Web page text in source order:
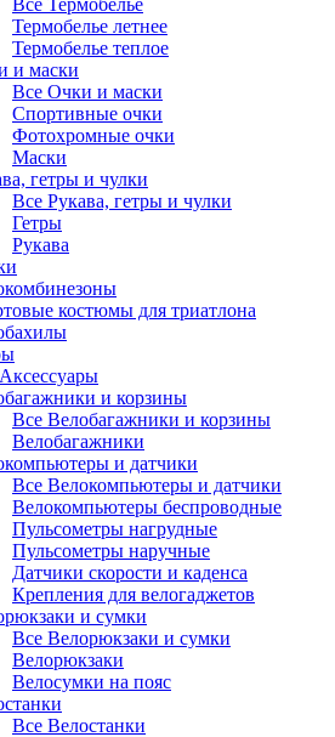
Все Термобелье
Термобелье летнее
Термобелье теплое
и маски
Все Очки и маски
Спортивные очки
Фотохромные очки
Маски
гетры и чулки
Все Рукава, гетры и чулки
Гетры
Рукава
костюмы для триатлона
и корзины
Все Велобагажники и корзины
Велобагажники
и датчики
Все Велокомпьютеры и датчики
Велокомпьютеры беспроводные
Пульсометры нагрудные
Пульсометры наручные
Датчики скорости и каденса
Крепления для велогаджетов
и сумки
Все Велорюкзаки и сумки
Велорюкзаки
Велосумки на пояс
Все Велостанки